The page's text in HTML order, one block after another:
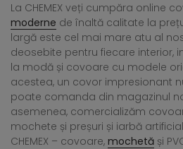
La CHEMEX veți cumpăra online
moderne de înaltă calitate la
largă este cel mai mare atu al
deosebite pentru fiecare interior,
la modă și covoare cu modele
acestea, un covor impresionant
poate comanda din magazinul
asemenea, comercializăm
mochete și preșuri și iarbă
CHEMEX – covoare, mochetă și